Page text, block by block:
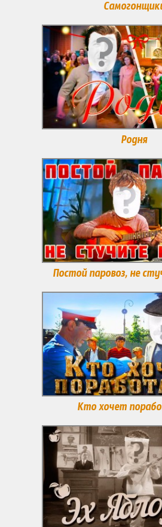
Родня
Постой паровоз, не
Кто хочет